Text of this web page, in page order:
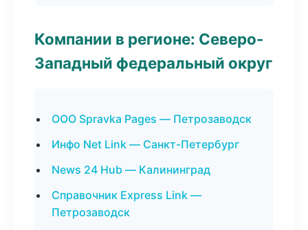
Компании в регионе: Северо-
Западный федеральный округ
ООО Spravka Pages — Петрозаводск
Инфо Net Link — Санкт-Петербург
News 24 Hub — Калининград
Справочник Express Link —
Петрозаводск